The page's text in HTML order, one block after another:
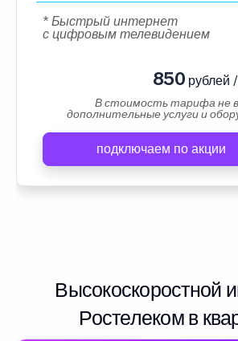
* Быстрый интернет
с цифровым телевидением
850 рублей
В стоимость тарифа не
дополнительные услуги и
подключаем по акции
Высокоскоростной
Ростелеком в